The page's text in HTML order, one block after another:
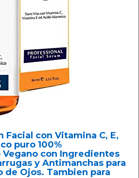
Facial con Vitamina C, E,
puro 100%
con Ingredientes
y Antimanchas para
de Ojos. Tambien para